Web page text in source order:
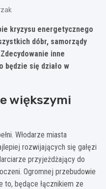
kryzysu energetycznego
dóbr, samorządy
inne
będzie się działo w
większymi
Włodarze miasta
rozwijających się gałęzi
przyjeżdżający do
Ogromnej przebudowie
to, będące łącznikiem ze